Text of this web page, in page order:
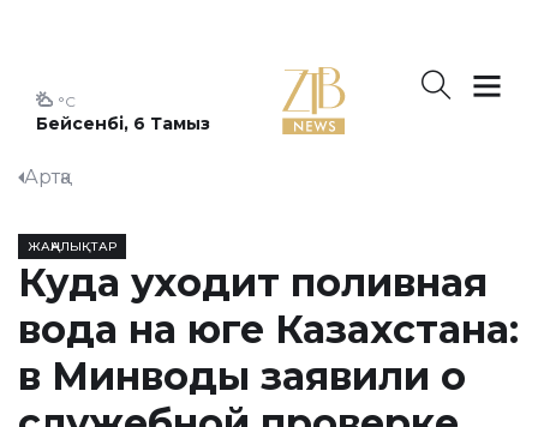
Бейсенбі, 6 Тамыз
°C
Артқа
ЖАҢАЛЫҚТАР
Куда уходит поливная
вода на юге Казахстана:
в Минводы заявили о